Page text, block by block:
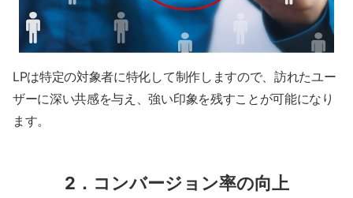
LPは特定の対象者に特化して制作しますので、訪れたユー
ザーに深い共感を与え、強い印象を残すことが可能になり
ます。
2．コンバージョン率の向上